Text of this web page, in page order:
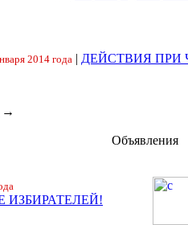
2014 года | ДЕЙСТВИЯ ПРИ
→
Объявления